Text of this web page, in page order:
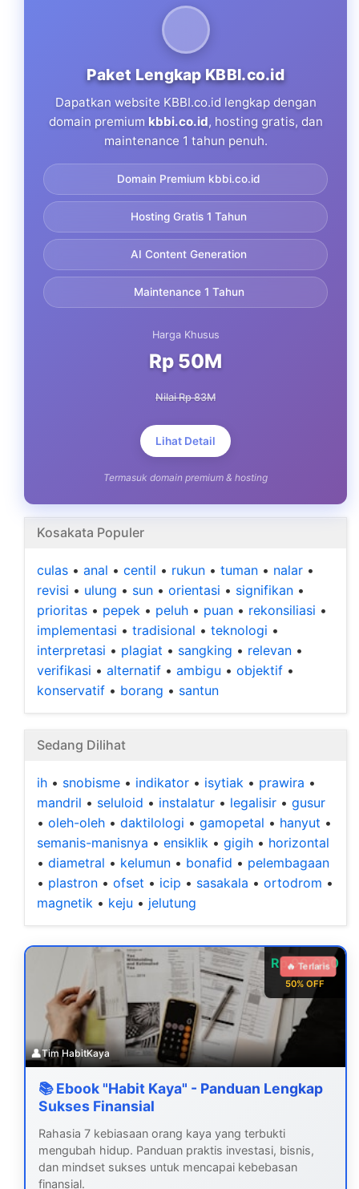
Paket Lengkap KBBI.co.id
Dapatkan website KBBI.co.id lengkap dengan
domain premium kbbi.co.id, hosting gratis, dan
maintenance 1 tahun penuh.
Domain Premium kbbi.co.id
Hosting Gratis 1 Tahun
AI Content Generation
Maintenance 1 Tahun
Harga Khusus
Rp 50M
Nilai Rp 83M
Lihat Detail
Termasuk domain premium & hosting
Kosakata Populer
culas • anal • centil • rukun • tuman • nalar •
revisi • ulung • sun • orientasi • signifikan •
prioritas • pepek • peluh • puan • rekonsiliasi •
implementasi • tradisional • teknologi •
interpretasi • plagiat • sangking • relevan •
verifikasi • alternatif • ambigu • objektif •
konservatif • borang • santun
Sedang Dilihat
ih • snobisme • indikator • isytiak • prawira •
mandril • seluloid • instalatur • legalisir • gusur
• oleh-oleh • daktilologi • gamopetal • hanyut •
semanis-manisnya • ensiklik • gigih • horizontal
• diametral • kelumun • bonafid • pelembagaan
• plastron • ofset • icip • sasakala • ortodrom •
magnetik • keju • jelutung
Rp 99.000
50% OFF
🔥 Terlaris
👤Tim HabitKaya
📚 Ebook "Habit Kaya" - Panduan Lengkap
Sukses Finansial
Rahasia 7 kebiasaan orang kaya yang terbukti
mengubah hidup. Panduan praktis investasi, bisnis,
dan mindset sukses untuk mencapai kebebasan
finansial.